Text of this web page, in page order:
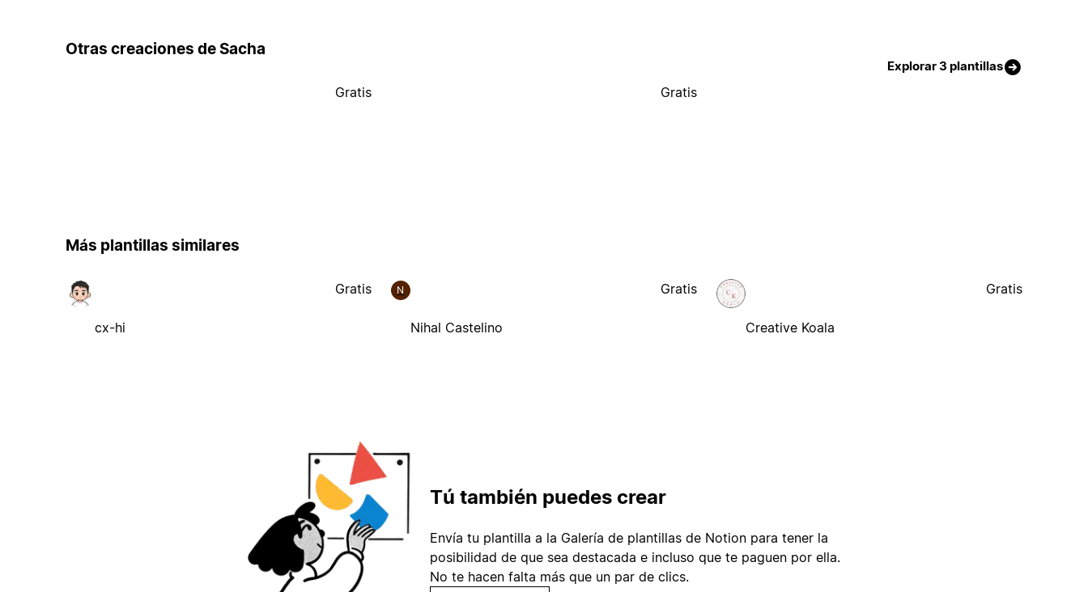
Otras creaciones de Sacha
Explorar 3 plantillas
Gratis Gratis
Más plantillas similares
cx-hi
Gratis N
Nihal Castelino
Gratis
Creative Koala
Gratis
Tú también puedes crear
Envía tu plantilla a la Galería de plantillas de Notion para tener la
posibilidad de que sea destacada e incluso que te paguen por ella.
No te hacen falta más que un par de clics.